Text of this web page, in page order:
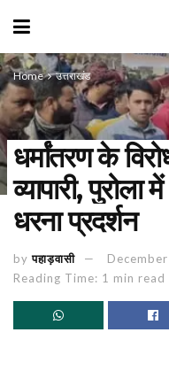
Home उत्तराखंड
धर्मांतरण के
व्यापारी,
धरना प्रदर्शन
by पहाड़वासी
Reading Time: 1 min read